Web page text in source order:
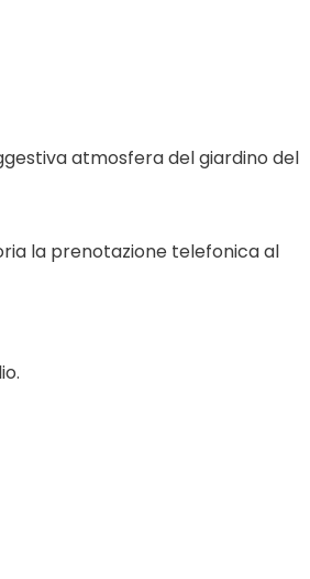
atmosfera del giardino del
la prenotazione telefonica al